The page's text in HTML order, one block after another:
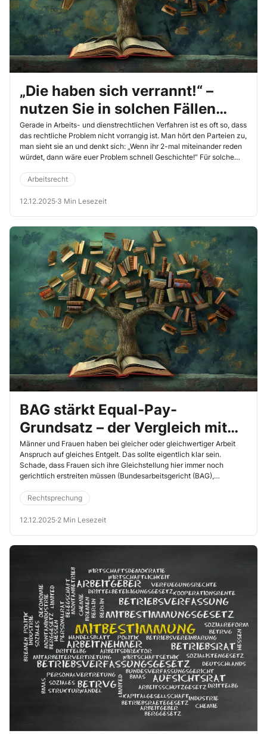
„Die haben sich verrannt!“ –
nutzen Sie in solchen Fällen
doch das Güterichterverfahren
Gerade in Arbeits- und dienstrechtlichen Verfahren ist es oft so, dass
das rechtliche Problem nicht vorrangig ist. Man hört den Parteien zu,
man sieht sie an und denkt sich: „Wenn ihr 2-mal miteinander reden
würdet, dann wäre euer Problem schnell Geschichte!“ Für solche
Arbeitsrecht
12.12.2025·3 Min Lesezeit
BAG stärkt Equal-Pay-
Grundsatz – der Vergleich mit
einem Mann reicht!
Männer und Frauen haben bei gleicher oder gleichwertiger Arbeit
Anspruch auf gleiches Entgelt. Das sollte eigentlich klar sein.
Schade, dass Frauen sich ihre Gleichstellung hier immer noch
gerichtlich erstreiten müssen (Bundesarbeitsgericht (BAG),
Rechtsprechung
12.12.2025·2 Min Lesezeit